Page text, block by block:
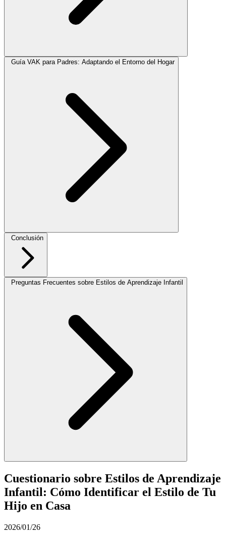
Guía VAK para Padres: Adaptando el Entorno del Hogar
Conclusión
Preguntas Frecuentes sobre Estilos de Aprendizaje Infantil
Cuestionario sobre Estilos de Aprendizaje
Infantil: Cómo Identificar el Estilo de Tu
Hijo en Casa
2026/01/26